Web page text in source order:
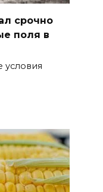
срочно
поля в
условия